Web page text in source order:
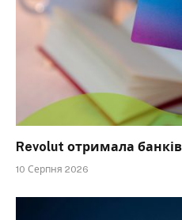
Revolut отримала
10 Серпня 2026